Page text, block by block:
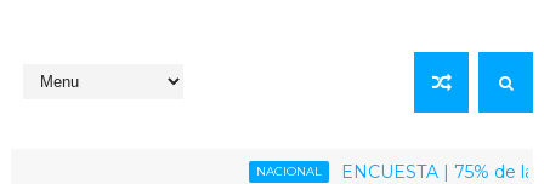
NACIONAL ENCUESTA | 75% de la